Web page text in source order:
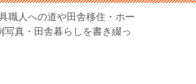
職人への道や田舎移住・ホー
真・田舎暮らしを書き綴っ